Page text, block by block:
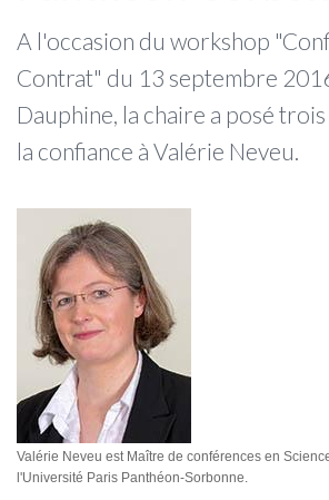
A l'occasion du workshop
Contrat" du 13 septembre
Dauphine, la chaire a posé
la confiance à Valérie Neveu.
Valérie Neveu est Maître de conférences en
l'Université Paris Panthéon-Sorbonne.